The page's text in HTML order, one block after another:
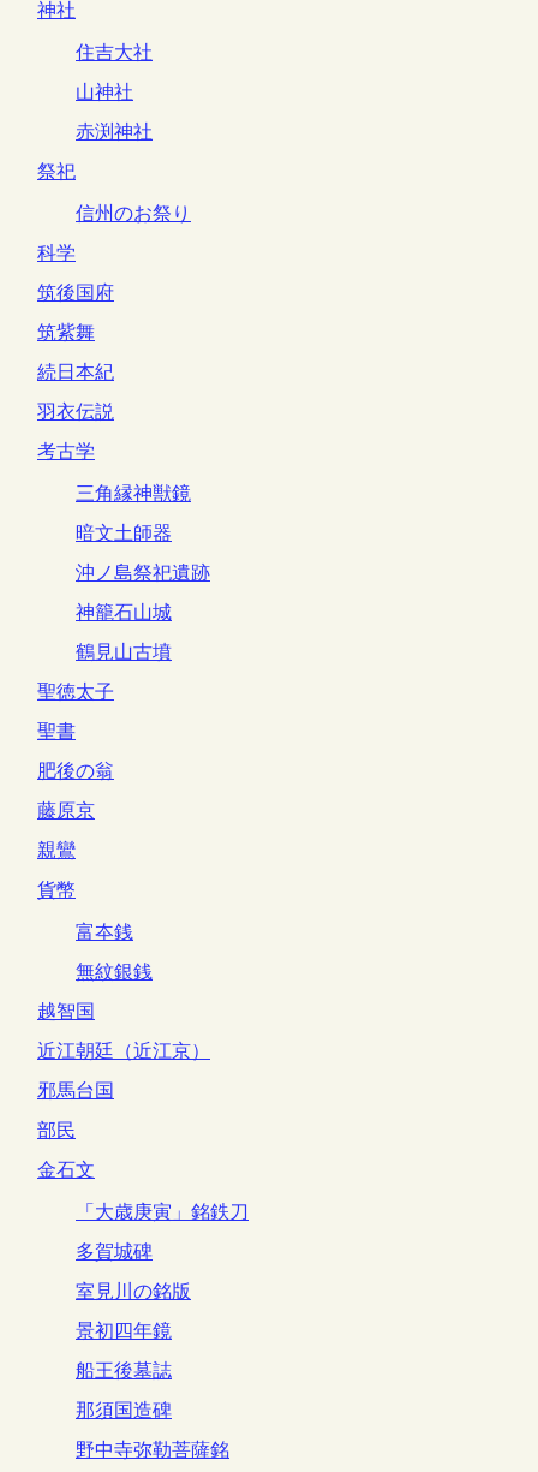
神社
住吉大社
山神社
赤渕神社
祭祀
信州のお祭り
科学
筑後国府
筑紫舞
続日本紀
羽衣伝説
考古学
三角縁神獣鏡
暗文土師器
沖ノ島祭祀遺跡
神籠石山城
鶴見山古墳
聖徳太子
聖書
肥後の翁
藤原京
親鸞
貨幣
富夲銭
無紋銀銭
越智国
近江朝廷（近江京）
邪馬台国
部民
金石文
「大歳庚寅」銘鉄刀
多賀城碑
室見川の銘版
景初四年鏡
船王後墓誌
那須国造碑
野中寺弥勒菩薩銘